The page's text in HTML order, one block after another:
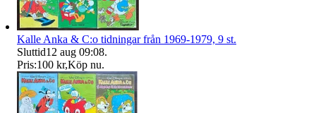
Kalle Anka & C:o tidningar från 1969-1979, 9 st.
Sluttid12 aug 09:08.
Pris:100 kr,Köp nu.